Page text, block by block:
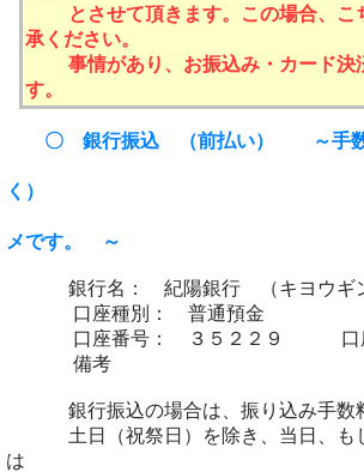
下記の方法がご利用になれます。
〇 銀行振込 （前払い） ～手
ご入金確認に２日程
く）
お急ぎの場合には、
メです。 ～
銀行名： 紀陽銀行 （キヨウ
口座種別： 普通預金
口座番号： ３５２２９ 口座
備考
銀行振込の場合は、振り込み手数料
土日（祝祭日）を除き、当日、もし
は
とさせて頂きます。 この場合、
こ
承ください。
事情があり、お振込み・カード決
す。